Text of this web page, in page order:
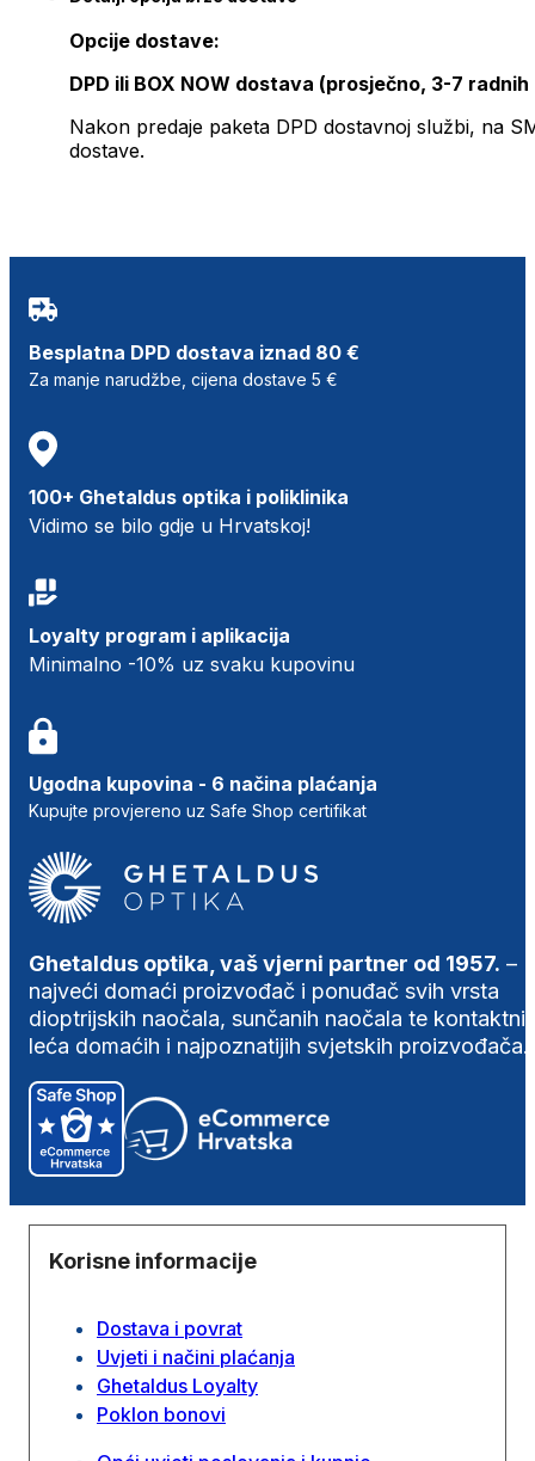
Opcije dostave:
DPD ili BOX NOW dostava (prosječno, 3-7 radnih
Nakon predaje paketa DPD dostavnoj službi, na
dostave.
Besplatna DPD dostava iznad 80 €
Za manje narudžbe, cijena dostave 5 €
100+ Ghetaldus optika i poliklinika
Vidimo se bilo gdje u Hrvatskoj!
Loyalty program i aplikacija
Minimalno -10% uz svaku kupovinu
Ugodna kupovina - 6 načina plaćanja
Kupujte provjereno uz Safe Shop certifikat
Ghetaldus optika, vaš vjerni partner od 1957. –
najveći domaći proizvođač i ponuđač svih vrsta
dioptrijskih naočala, sunčanih naočala te
leća domaćih i najpoznatijih svjetskih proizvođača.
Korisne informacije
Dostava i povrat
Uvjeti i načini plaćanja
Ghetaldus Loyalty
Poklon bonovi